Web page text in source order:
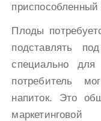
Плоды
подставлять
специально
потребитель
напиток. Это